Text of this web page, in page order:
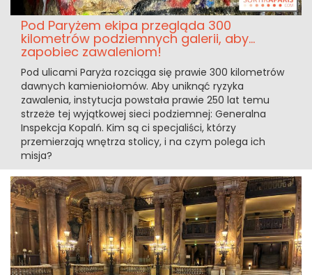
Pod Paryżem ekipa przegląda 300
kilometrów podziemnych galerii, aby...
zapobiec zawaleniom!
Pod ulicami Paryża rozciąga się prawie 300 kilometrów
dawnych kamieniołomów. Aby uniknąć ryzyka
zawalenia, instytucja powstała prawie 250 lat temu
strzeże tej wyjątkowej sieci podziemnej: Generalna
Inspekcja Kopalń. Kim są ci specjaliści, którzy
przemierzają wnętrza stolicy, i na czym polega ich
misja?